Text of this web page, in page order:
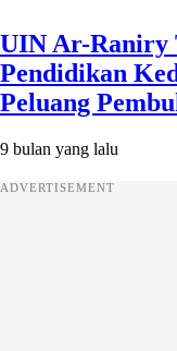
UIN Ar-Raniry
Pendidikan
Peluang
9 bulan yang lalu
ADVERTISEMENT